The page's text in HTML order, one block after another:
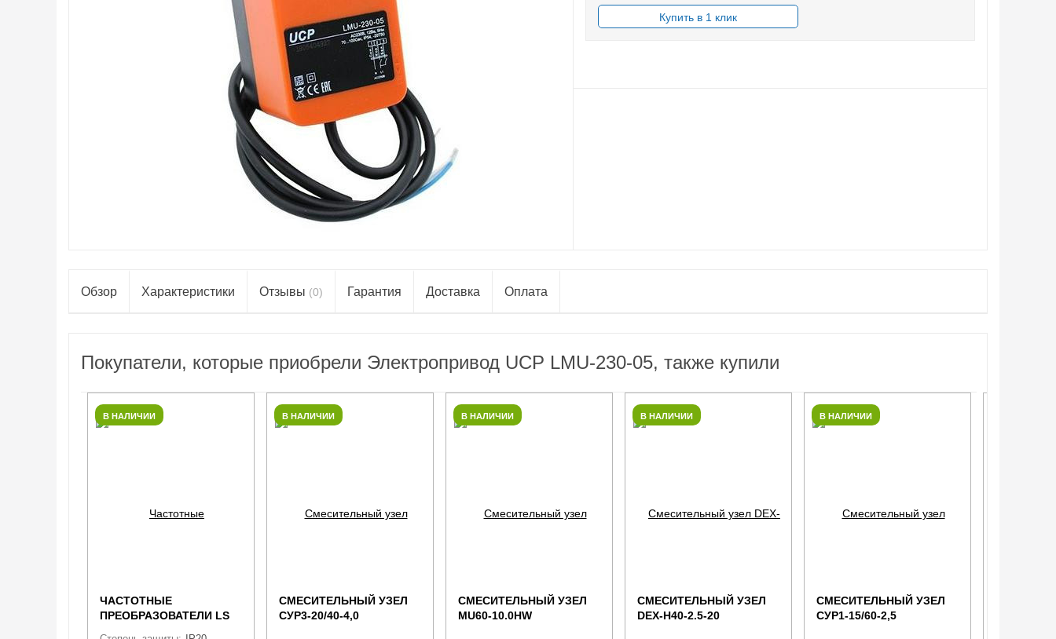
Обзор Характеристики Отзывы (0) Гарантия Доставка Оплата
Покупатели, которые приобрели Электропривод UCP LMU-230-05, также купили
В НАЛИЧИИ
ЧАСТОТНЫЕ
ПРЕОБРАЗОВАТЕЛИ LS
В НАЛИЧИИ
СМЕСИТЕЛЬНЫЙ УЗЕЛ
СУР3-20/40-4,0
В НАЛИЧИИ
СМЕСИТЕЛЬНЫЙ УЗЕЛ
MU60-10.0HW
В НАЛИЧИИ
СМЕСИТЕЛЬНЫЙ УЗЕЛ
DEX-H40-2.5-20
В НАЛИЧИИ
СМЕСИТЕЛЬНЫЙ УЗЕЛ
СУР1-15/60-2,5